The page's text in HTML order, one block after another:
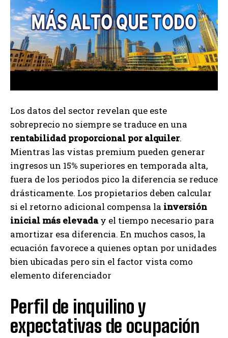
Los datos del sector revelan que este
sobreprecio no siempre se traduce en una
rentabilidad proporcional por alquiler.
Mientras las vistas premium pueden generar
ingresos un 15% superiores en temporada alta,
fuera de los periodos pico la diferencia se reduce
drásticamente. Los propietarios deben calcular
si el retorno adicional compensa la inversión
inicial más elevaday el tiempo necesario para
amortizar esa diferencia. En muchos casos, la
ecuación favorece a quienes optan por unidades
bien ubicadas pero sin el factor vista como
elemento diferenciador
Perfil de inquilino y
expectativas de ocupación